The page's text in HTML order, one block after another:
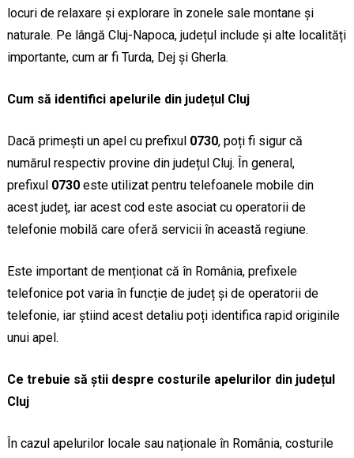
locuri de relaxare și explorare în zonele sale montane și
naturale. Pe lângă Cluj-Napoca, județul include și alte localități
importante, cum ar fi Turda, Dej și Gherla.
Cum să identifici apelurile din județul Cluj
Dacă primești un apel cu prefixul 0730, poți fi sigur că
numărul respectiv provine din județul Cluj. În general,
prefixul 0730este utilizat pentru telefoanele mobile din
acest județ, iar acest cod este asociat cu operatorii de
telefonie mobilă care oferă servicii în această regiune.
Este important de menționat că în România, prefixele
telefonice pot varia în funcție de județ și de operatorii de
telefonie, iar știind acest detaliu poți identifica rapid originile
unui apel.
Ce trebuie să știi despre costurile apelurilor din județul
Cluj
În cazul apelurilor locale sau naționale în România, costurile